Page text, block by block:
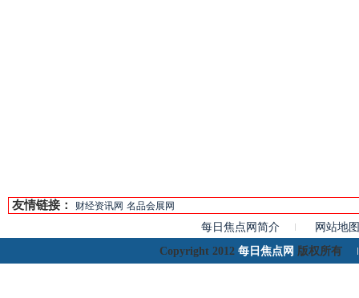
友情链接： 财经资讯网 名品会展网
每日焦点网简介 网站地图
Copyright 2012 每日焦点网 版权所有